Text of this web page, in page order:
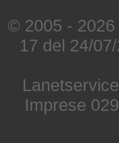
© 2005 -
17 del 24/
Imprese